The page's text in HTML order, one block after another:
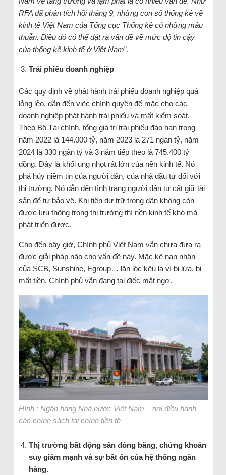
RFA đã phân tích hồi tháng 9, những con số thống kê về
kinh tế Việt Nam của Tổng cục Thống kê có những mâu
thuẫn. Điều đó có thể đặt ra vấn đề về mức độ tin cậy
của thống kê kinh tế ở Việt Nam”.
Trái phiếu doanh nghiệp
Các quy định về phát hành trái phiếu doanh nghiệp quá
lỏng lẻo, dẫn đến việc chính quyền để mặc cho các
doanh nghiệp phát hành trái phiếu và mất kiểm soát.
Theo Bộ Tài chính, tổng giá trị trái phiếu đáo hạn trong
năm 2022 là 144.000 tỷ, năm 2023 là 271 ngàn tỷ, năm
2024 là 330 ngàn tỷ và 3 năm tiếp theo là 745.400 tỷ
đồng. Đây là khối ung nhọt rất lớn của nền kinh tế. Nó
phá hủy niềm tin của người dân, của nhà đầu tư đối với
thị trường. Nó dẫn đến tình trạng người dân tự cất giữ tài
sản để tự bảo vệ. Khi tiền dự trữ trong dân không còn
được lưu thông trong thị trường thì nền kinh tế khó mà
phát triển được.
Cho đến bây giờ, Chính phủ Việt Nam vẫn chưa đưa ra
được giải pháp nào cho vấn đề này. Mặc kệ nạn nhân
của SCB, Sunshine, Egroup… lăn lóc kêu la vì bị lừa, bị
mất tiền, Chính phủ vẫn đang tai điếc mắt ngơ.
Hình : Ngân hàng Nhà nước Việt Nam – nơi điều hành
các chính sách tài chính tiền tệ
Thị trường bất động sản đóng băng, chứng khoán
suy giảm mạnh và sự bất ổn của hệ thống ngân
hàng.